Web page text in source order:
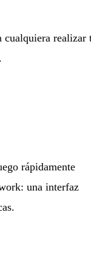
realizar
rápidamente
una interfaz